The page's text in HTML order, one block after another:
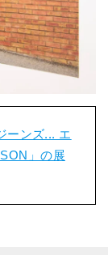
ーンズ... エ
」の展